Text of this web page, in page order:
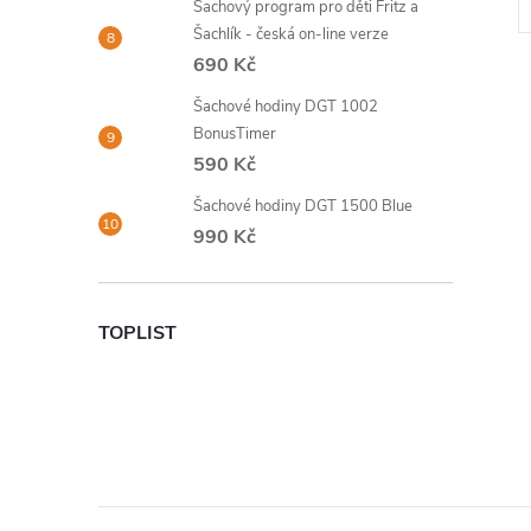
Šachový program pro děti Fritz a
Šachlík - česká on-line verze
690 Kč
Šachové hodiny DGT 1002
BonusTimer
590 Kč
Šachové hodiny DGT 1500 Blue
990 Kč
TOPLIST